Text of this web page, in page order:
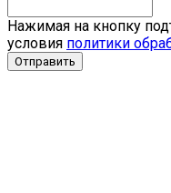
Нажимая на кнопку
условия политики